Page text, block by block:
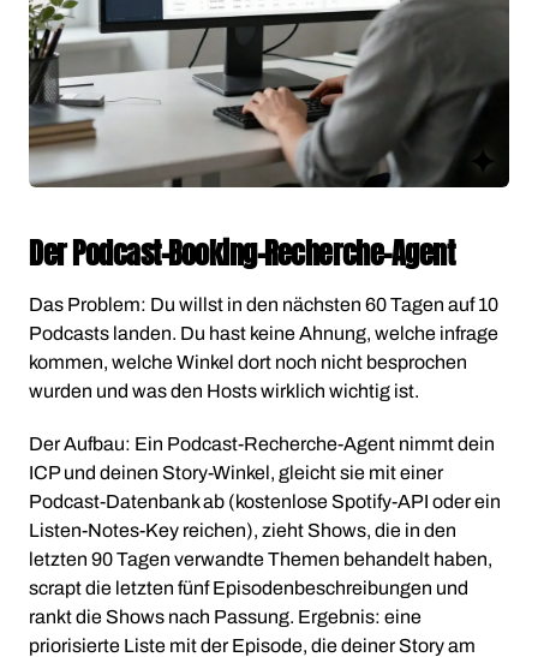
Der Podcast-Booking-Recherche-Agent
Das Problem: Du willst in den nächsten 60 Tagen auf 10
Podcasts landen. Du hast keine Ahnung, welche infrage
kommen, welche Winkel dort noch nicht besprochen
wurden und was den Hosts wirklich wichtig ist.
Der Aufbau: Ein Podcast-Recherche-Agent nimmt dein
ICP und deinen Story-Winkel, gleicht sie mit einer
Podcast-Datenbank ab (kostenlose Spotify-API oder ein
Listen-Notes-Key reichen), zieht Shows, die in den
letzten 90 Tagen verwandte Themen behandelt haben,
scrapt die letzten fünf Episodenbeschreibungen und
rankt die Shows nach Passung. Ergebnis: eine
priorisierte Liste mit der Episode, die deiner Story am